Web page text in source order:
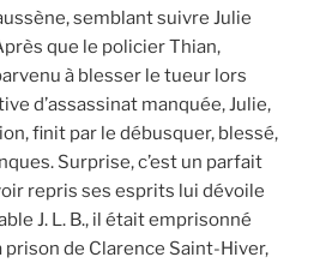
semblant suivre Julie
que le policier Thian,
à blesser le tueur lors
d’assassinat manquée, Julie,
finit par le débusquer, blessé,
Surprise, c’est un parfait
repris ses esprits lui dévoile
J. L. B., il était emprisonné
prison de Clarence Saint-Hiver,